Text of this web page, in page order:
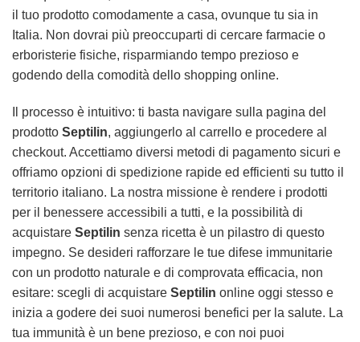
il tuo prodotto comodamente a casa, ovunque tu sia in
Italia. Non dovrai più preoccuparti di cercare farmacie o
erboristerie fisiche, risparmiando tempo prezioso e
godendo della comodità dello shopping online.
Il processo è intuitivo: ti basta navigare sulla pagina del
prodotto Septilin, aggiungerlo al carrello e procedere al
checkout. Accettiamo diversi metodi di pagamento sicuri e
offriamo opzioni di spedizione rapide ed efficienti su tutto il
territorio italiano. La nostra missione è rendere i prodotti
per il benessere accessibili a tutti, e la possibilità di
acquistare Septilin senza ricetta è un pilastro di questo
impegno. Se desideri rafforzare le tue difese immunitarie
con un prodotto naturale e di comprovata efficacia, non
esitare: scegli di acquistare Septilin online oggi stesso e
inizia a godere dei suoi numerosi benefici per la salute. La
tua immunità è un bene prezioso, e con noi puoi